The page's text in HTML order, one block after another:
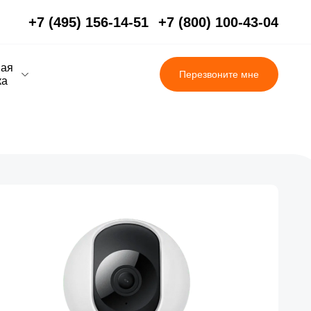
+7 (495) 156-14-51 +7 (800) 100-43-04
Перезвоните мне